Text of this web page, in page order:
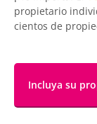
propietario
cientos de
Incluya su